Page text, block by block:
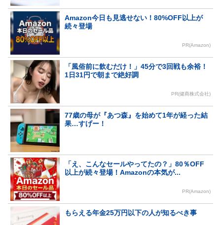
Amazon今日も見逃せない！80%OFF以上が
続々登場
PR(Amazon)
「風俗前に飲むだけ！」45分で3回戦も余裕！
1日31円で朝まで絶好調
PR(健商株式会社)
77歳の母が『あつ森』を始めて1年が経った結
果…すげー！
「え、こんなセールやってたの？」80％OFF
以上が続々登場！Amazonの本気が...
PR(Amazon)
もらえる年金25万円以下の人が知るべき事